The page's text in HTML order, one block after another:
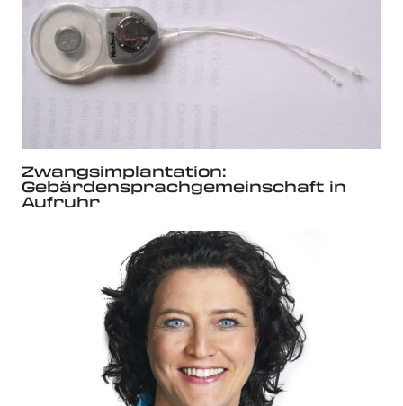
Zwangsimplantation:
Gebärdensprachgemeinschaft in
Aufruhr